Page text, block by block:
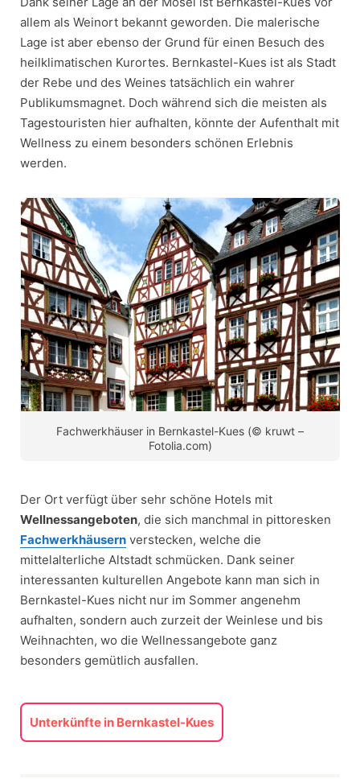
allem als Weinort bekannt geworden. Die malerische
Lage ist aber ebenso der Grund für einen Besuch des
heilklimatischen Kurortes. Bernkastel-Kues ist als Stadt
der Rebe und des Weines tatsächlich ein wahrer
Publikumsmagnet. Doch während sich die meisten als
Tagestouristen hier aufhalten, könnte der Aufenthalt mit
Wellness zu einem besonders schönen Erlebnis
werden.
Fachwerkhäuser in Bernkastel-Kues (© kruwt –
Fotolia.com)
Der Ort verfügt über sehr schöne Hotels mit
Wellnessangeboten, die sich manchmal in pittoresken
Fachwerkhäusern verstecken, welche die
mittelalterliche Altstadt schmücken. Dank seiner
interessanten kulturellen Angebote kann man sich in
Bernkastel-Kues nicht nur im Sommer angenehm
aufhalten, sondern auch zurzeit der Weinlese und bis
Weihnachten, wo die Wellnessangebote ganz
besonders gemütlich ausfallen.
Unterkünfte in Bernkastel-Kues